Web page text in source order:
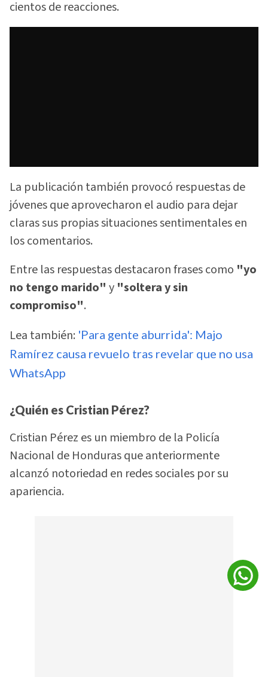
cientos de reacciones.
La publicación también provocó respuestas de
jóvenes que aprovecharon el audio para dejar
claras sus propias situaciones sentimentales en
los comentarios.
Entre las respuestas destacaron frases como "yo
no tengo marido" y "soltera y sin
compromiso".
Lea también: 'Para gente aburrida': Majo
Ramírez causa revuelo tras revelar que no usa
WhatsApp
¿Quién es Cristian Pérez?
Cristian Pérez es un miembro de la Policía
Nacional de Honduras que anteriormente
alcanzó notoriedad en redes sociales por su
apariencia.